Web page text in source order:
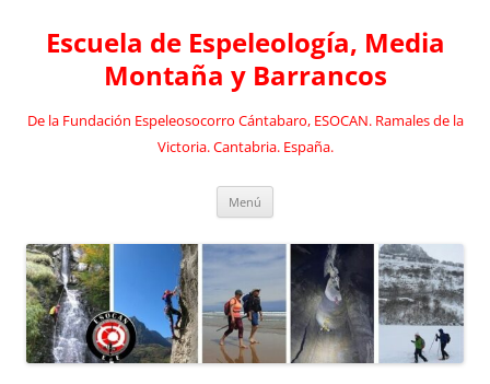
contenido
Escuela de Espeleología, Media
Montaña y Barrancos
De la Fundación Espeleosocorro Cántabaro, ESOCAN. Ramales de la
Victoria. Cantabria. España.
Menú